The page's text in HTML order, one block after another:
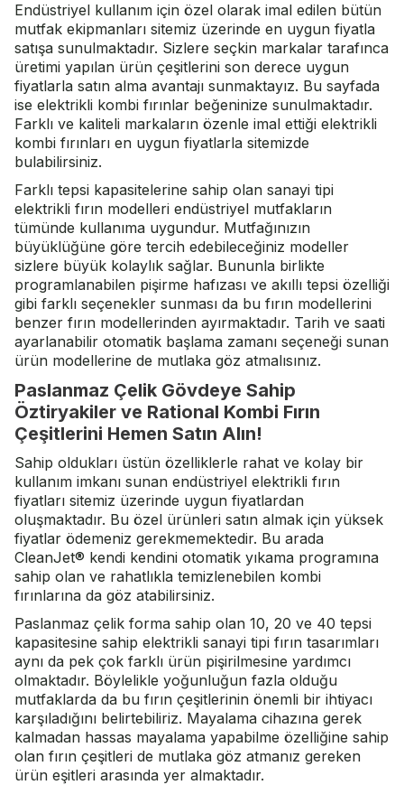
Endüstriyel kullanım için özel olarak imal edilen bütün
mutfak ekipmanları sitemiz üzerinde en uygun fiyatla
satışa sunulmaktadır. Sizlere seçkin markalar tarafınca
üretimi yapılan ürün çeşitlerini son derece uygun
fiyatlarla satın alma avantajı sunmaktayız. Bu sayfada
ise elektrikli kombi fırınlar beğeninize sunulmaktadır.
Farklı ve kaliteli markaların özenle imal ettiği elektrikli
kombi fırınları en uygun fiyatlarla sitemizde
bulabilirsiniz.
Farklı tepsi kapasitelerine sahip olan sanayi tipi
elektrikli fırın modelleri endüstriyel mutfakların
tümünde kullanıma uygundur. Mutfağınızın
büyüklüğüne göre tercih edebileceğiniz modeller
sizlere büyük kolaylık sağlar. Bununla birlikte
programlanabilen pişirme hafızası ve akıllı tepsi özelliği
gibi farklı seçenekler sunması da bu fırın modellerini
benzer fırın modellerinden ayırmaktadır. Tarih ve saati
ayarlanabilir otomatik başlama zamanı seçeneği sunan
ürün modellerine de mutlaka göz atmalısınız.
Paslanmaz Çelik Gövdeye Sahip
Öztiryakiler ve Rational Kombi Fırın
Çeşitlerini Hemen Satın Alın!
Sahip oldukları üstün özelliklerle rahat ve kolay bir
kullanım imkanı sunan endüstriyel elektrikli fırın
fiyatları sitemiz üzerinde uygun fiyatlardan
oluşmaktadır. Bu özel ürünleri satın almak için yüksek
fiyatlar ödemeniz gerekmemektedir. Bu arada
CleanJet® kendi kendini otomatik yıkama programına
sahip olan ve rahatlıkla temizlenebilen kombi
fırınlarına da göz atabilirsiniz.
Paslanmaz çelik forma sahip olan 10, 20 ve 40 tepsi
kapasitesine sahip elektrikli sanayi tipi fırın tasarımları
aynı da pek çok farklı ürün pişirilmesine yardımcı
olmaktadır. Böylelikle yoğunluğun fazla olduğu
mutfaklarda da bu fırın çeşitlerinin önemli bir ihtiyacı
karşıladığını belirtebiliriz. Mayalama cihazına gerek
kalmadan hassas mayalama yapabilme özelliğine sahip
olan fırın çeşitleri de mutlaka göz atmanız gereken
ürün eşitleri arasında yer almaktadır.